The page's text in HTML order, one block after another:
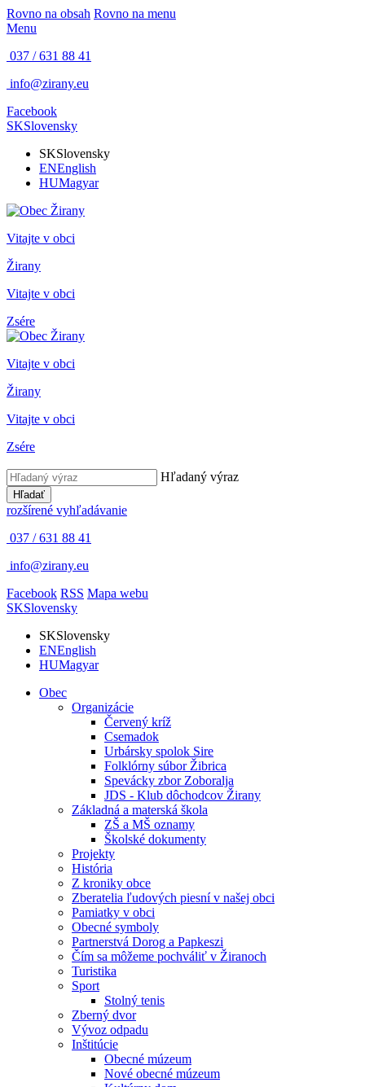
Rovno na obsah Rovno na menu
Menu
037 / 631 88 41
info@zirany.eu
Facebook
SKSlovensky
SKSlovensky
ENEnglish
HUMagyar
Vitajte v obci
Žirany
Vitajte v obci
Zsére
Vitajte v obci
Žirany
Vitajte v obci
Zsére
Hľadaný výraz
Hľadať
rozšírené vyhľadávanie
037 / 631 88 41
info@zirany.eu
Facebook RSS Mapa webu
SKSlovensky
SKSlovensky
ENEnglish
HUMagyar
Obec
Organizácie
Červený kríž
Csemadok
Urbársky spolok Sire
Folklórny súbor Žibrica
Spevácky zbor Zoboralja
JDS - Klub dôchodcov Žirany
Základná a materská škola
ZŠ a MŠ oznamy
Školské dokumenty
Projekty
História
Z kroniky obce
Zberatelia ľudových piesní v našej obci
Pamiatky v obci
Obecné symboly
Partnerstvá Dorog a Papkeszi
Čím sa môžeme pochváliť v Žiranoch
Turistika
Sport
Stolný tenis
Zberný dvor
Vývoz odpadu
Inštitúcie
Obecné múzeum
Nové obecné múzeum